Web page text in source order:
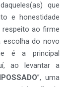
que
e honestidade
ao firme
escolha do novo
é a principal
ao levantar a
”, uma